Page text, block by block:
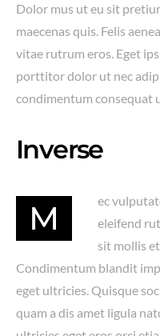
Dolor mus ut eu sit
maecenas quis. Felis
vitae rutrum eros. Eget
porttitor dolor ut nec
condimentum consequat
Inverse
M
ec
eleifend
sit mollis
Condimentum blandit
eget ultricies. Quisque
quam a dis amet ligula